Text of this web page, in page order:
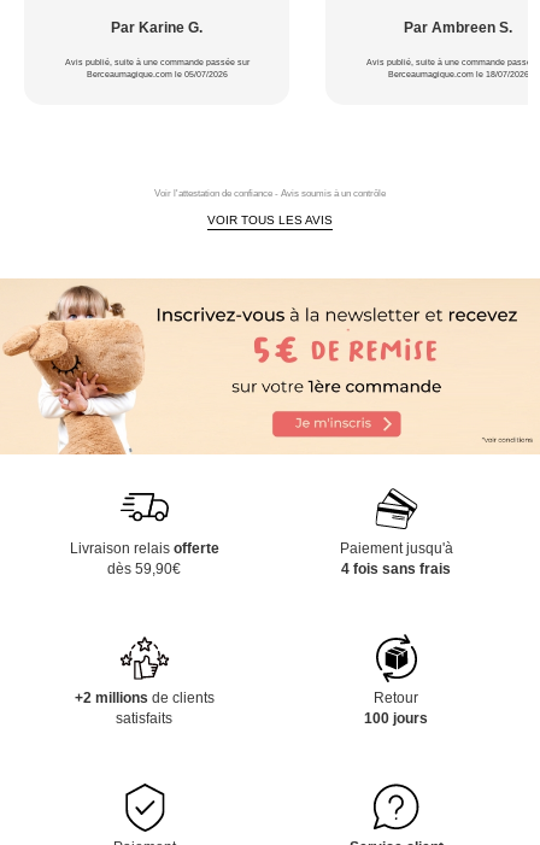
Par Karine G.
Avis publié, suite à une commande passée sur
Berceaumagique.com le 05/07/2026
Par Ambreen S.
Avis publié, suite à une commande passée
Berceaumagique.com le 18/07/2026
Voir l'attestation de confiance - Avis soumis à un contrôle
VOIR TOUS LES AVIS
Livraison relais offerte
dès 59,90€
Paiement jusqu'à
4 fois sans frais
+2 millions de clients
satisfaits
Retour
100 jours